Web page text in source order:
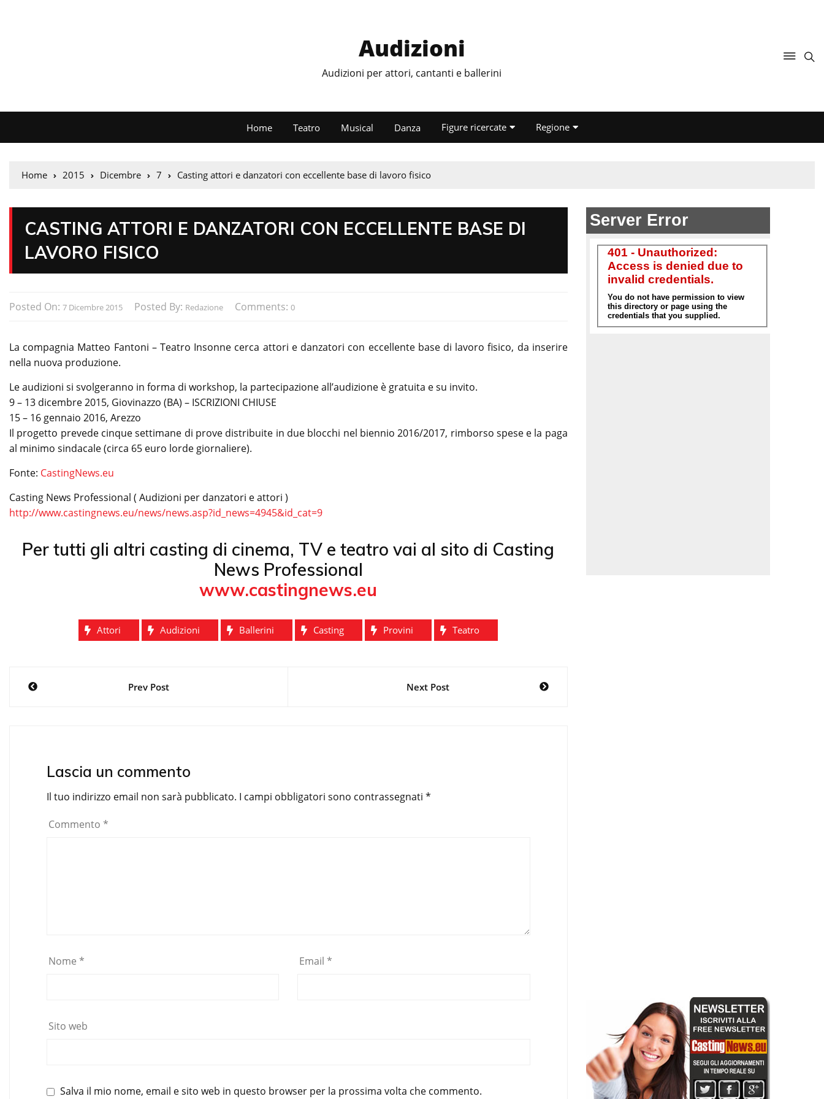
Audizioni
Audizioni per attori, cantanti e ballerini
Home Teatro Musical Danza Figure ricercate Regione
Home 2015 Dicembre 7 Casting attori e danzatori con eccellente base di lavoro fisico
CASTING ATTORI E DANZATORI CON ECCELLENTE BASE DI
LAVORO FISICO
Posted On: 7 Dicembre 2015 Posted By: Redazione Comments: 0
La compagnia Matteo Fantoni – Teatro Insonne cerca attori e danzatori con eccellente base di lavoro fisico, da inserire
nella nuova produzione.
Le audizioni si svolgeranno in forma di workshop, la partecipazione all’audizione è gratuita e su invito.
9 – 13 dicembre 2015, Giovinazzo (BA) – ISCRIZIONI CHIUSE
15 – 16 gennaio 2016, Arezzo
Il progetto prevede cinque settimane di prove distribuite in due blocchi nel biennio 2016/2017, rimborso spese e la paga
al minimo sindacale (circa 65 euro lorde giornaliere).
Fonte: CastingNews.eu
Casting News Professional ( Audizioni per danzatori e attori )
http://www.castingnews.eu/news/news.asp?id_news=4945&id_cat=9
Per tutti gli altri casting di cinema, TV e teatro vai al sito di Casting
News Professional
www.castingnews.eu
Attori Audizioni Ballerini Casting Provini Teatro
NavigazionePrev Post Next Post
Lascia un commento
Il tuo indirizzo email non sarà pubblicato. I campi obbligatori sono contrassegnati *
Commento *
Nome * Email *
Sito web
Salva il mio nome, email e sito web in questo browser per la prossima volta che commento.